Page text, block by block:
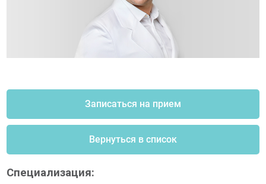
Записаться на прием
Вернуться в список
Cпециализация: